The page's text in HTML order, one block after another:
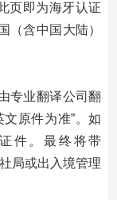
页即为海牙认证
（含中国大陆）
专业翻译公司翻
原件为准”。如
件。最终将带
局或出入境管理